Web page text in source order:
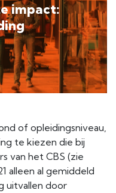
impact:
of opleidingsniveau,
te kiezen die bij
van het CBS (zie
alleen al gemiddeld
uitvallen door